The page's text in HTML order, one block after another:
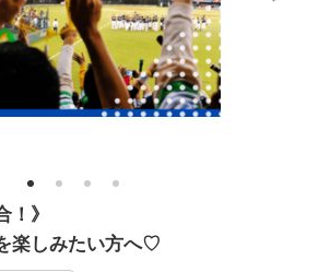
1 2 3 4
！》
楽しみたい方へ♡